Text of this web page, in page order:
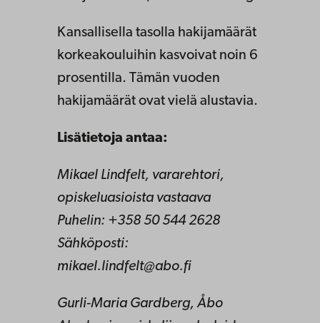
Kansallisella tasolla hakijamäärät
korkeakouluihin kasvoivat noin 6
prosentilla. Tämän vuoden
hakijamäärät ovat vielä alustavia.
Lisätietoja antaa:
Mikael Lindfelt, vararehtori,
opiskeluasioista vastaava
Puhelin: +358 50 544 2628
Sähköposti:
mikael.lindfelt@abo.fi
Gurli-Maria Gardberg, Åbo